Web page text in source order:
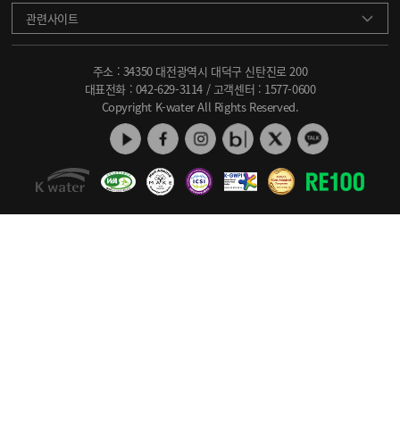
관련사이트
주소 : 34350 대전광역시 대덕구 신탄진로 200
대표전화 : 042-629-3114 / 고객센터 : 1577-0600
Copyright K-water All Rights Reserved.